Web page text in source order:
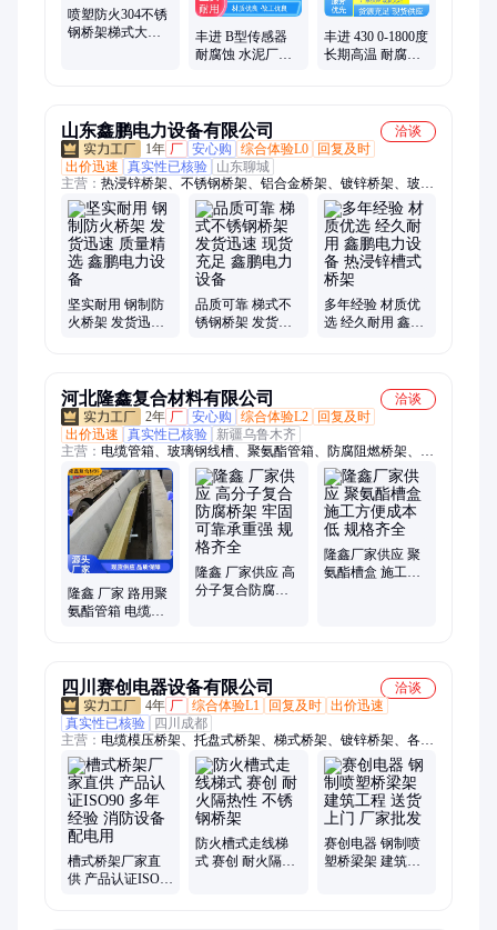
喷塑防火304不锈
钢桥架梯式大跨
丰进 B型传感器
耐腐蚀 水泥厂热
丰进 430 0-1800度
长期高温 耐腐蚀
山东鑫鹏电力设备有限公司
洽谈
1年 厂 安心购 综合体验L0
回复及时
出价迅速
真实性已核验
山东聊城
主营： 热浸锌桥架、不锈钢桥架、铝合金桥架、镀锌桥架、玻璃
钢桥架、防火桥架、锌铝镁桥架、镀锌桥架定制、不锈钢桥架定
制、铝合金桥架定制、热浸锌桥架定制、锌铝镁桥架定制、大跨
距桥架、喷塑桥架、节能模压桥架、不锈钢桥架现货、槽式桥
架、梯式桥架、电力设备
坚实耐用 钢制防
火桥架 发货迅速
品质可靠 梯式不
锈钢桥架 发货迅
多年经验 材质优
选 经久耐用 鑫鹏
河北隆鑫复合材料有限公司
洽谈
2年 厂 安心购 综合体验L2
回复及时
出价迅速
真实性已核验
新疆乌鲁木齐
主营： 电缆管箱、玻璃钢线槽、聚氨酯管箱、防腐阻燃桥架、有
机酚醛桥架、复合拉挤槽盒、玻璃钢防火桥架、玻璃钢桥架弯
头、聚氨酯槽式桥架、玻璃钢电缆桥架、聚氨酯桥架、聚氨酯电
缆桥架、高分子桥架、高分子复合电缆桥架、聚氨酯复合管箱、
复合聚氨酯电缆管箱、聚氨酯走线槽、聚氨酯线槽盒、高分子线
槽盒、高分子电缆线槽、聚氨酯过桥管箱、梯式聚氨酯管箱、槽
式聚氨酯管箱、路用聚氨酯管箱、公路用电缆管箱
隆鑫 厂家 路用聚
氨酯管箱 电缆桥
隆鑫 厂家供应 高
分子复合防腐桥
隆鑫厂家供应 聚
氨酯槽盒 施工方
四川赛创电器设备有限公司
洽谈
4年 厂 综合体验L1 回复及时 出价迅速
真实性已核验
四川成都
主营： 电缆模压桥架、托盘式桥架、梯式桥架、镀锌桥架、各类
桥架及配件、喷塑桥架、桥架
槽式桥架厂家直
供 产品认证ISO90
防火槽式走线梯
式 赛创 耐火隔热
赛创电器 钢制喷
塑桥梁架 建筑工